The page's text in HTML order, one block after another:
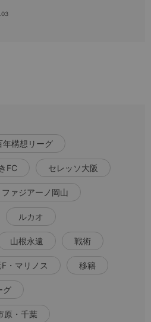
年構想リーグ
FC セレッソ大阪
ファジアーノ岡山
ルカオ
山根永遠 戦術
・マリノス 移籍
グ
原・千葉